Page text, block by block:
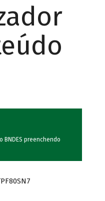
BNDES preenchendo